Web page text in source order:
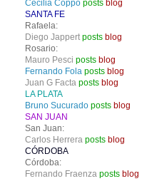
Cecilia Coppo posts blog
SANTA FE
Rafaela:
Diego Jappert posts blog
Rosario:
Mauro Pesci posts blog
Fernando Fola posts blog
Juan G Facta posts blog
LA PLATA
Bruno Sucurado posts blog
SAN JUAN
San Juan:
Carlos Herrera posts blog
CÓRDOBA
Córdoba:
Fernando Fraenza posts blog